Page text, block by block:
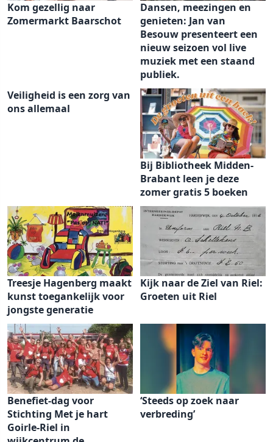
Kom gezellig naar
Zomermarkt Baarschot
Dansen, meezingen en
genieten: Jan van
Besouw presenteert een
nieuw seizoen vol live
muziek met een staand
publiek.
Veiligheid is een zorg van
ons allemaal
Bij Bibliotheek Midden-
Brabant leen je deze
zomer gratis 5 boeken
Treesje Hagenberg maakt
kunst toegankelijk voor
jongste generatie
Kijk naar de Ziel van Riel:
Groeten uit Riel
Benefiet-dag voor
Stichting Met je hart
Goirle-Riel in
‘Steeds op zoek naar
verbreding’